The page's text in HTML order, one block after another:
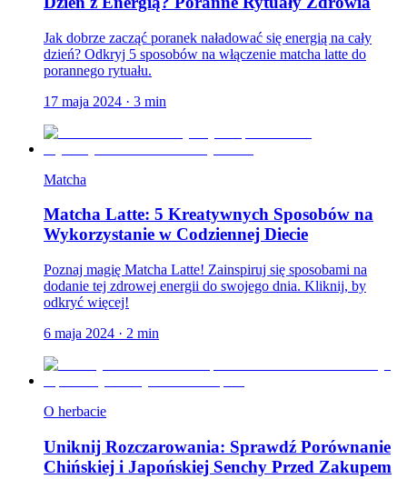
Jak dobrze zacząć poranek naładować się energią na cały
dzień? Odkryj 5 sposobów na włączenie matcha latte do
porannego rytuału.
17 maja 2024 · 3 min
Matcha
Matcha Latte: 5 Kreatywnych Sposobów na
Wykorzystanie w Codziennej Diecie
Poznaj magię Matcha Latte! Zainspiruj się sposobami na
dodanie tej zdrowej energii do swojego dnia. Kliknij, by
odkryć więcej!
6 maja 2024 · 2 min
O herbacie
Uniknij Rozczarowania: Sprawdź Porównanie
Chińskiej i Japońskiej Senchy Przed Zakupem